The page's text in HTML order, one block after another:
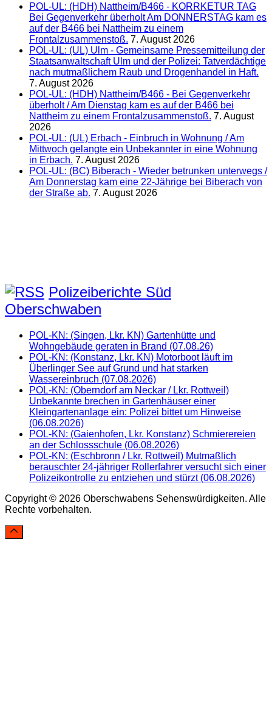
POL-UL: (HDH) Nattheim/B466 - KORRKETUR TAG
Bei Gegenverkehr überholt Am DONNERSTAG kam es
auf der B466 bei Nattheim zu einem
Frontalzusammenstoß. 7. August 2026
POL-UL: (UL) Ulm - Gemeinsame Pressemitteilung der
Staatsanwaltschaft Ulm und der Polizei: Tatverdächtige
nach mutmaßlichem Raub und Drogenhandel in Haft.
7. August 2026
POL-UL: (HDH) Nattheim/B466 - Bei Gegenverkehr
überholt / Am Dienstag kam es auf der B466 bei
Nattheim zu einem Frontalzusammenstoß. 7. August
2026
POL-UL: (UL) Erbach - Einbruch in Wohnung / Am
Mittwoch gelangte ein Unbekannter in eine Wohnung
in Erbach. 7. August 2026
POL-UL: (BC) Biberach - Wieder betrunken unterwegs /
Am Donnerstag kam eine 22-Jährige bei Biberach von
der Straße ab. 7. August 2026
Polizeiberichte Süd
Oberschwaben
POL-KN: (Singen, Lkr. KN) Gartenhütte und
Wohngebäude geraten in Brand (07.08.26)
POL-KN: (Konstanz, Lkr. KN) Motorboot läuft im
Überlinger See auf Grund und hat starken
Wassereinbruch (07.08.2026)
POL-KN: (Oberndorf am Neckar / Lkr. Rottweil)
Unbekannte brechen in Gartenhäuser einer
Kleingartenanlage ein: Polizei bittet um Hinweise
(06.08.2026)
POL-KN: (Gaienhofen, Lkr. Konstanz) Schmierereien
an der Schlossschule (06.08.2026)
POL-KN: (Eschbronn / Lkr. Rottweil) Mutmaßlich
berauschter 24-jähriger Rollerfahrer versucht sich einer
Polizeikontrolle zu entziehen und stürzt (06.08.2026)
Copyright © 2026 Oberschwabens Sehenswürdigkeiten. Alle
Rechte vorbehalten.